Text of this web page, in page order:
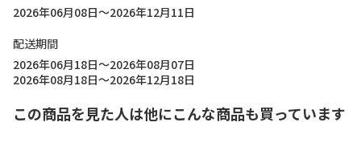
2026年06月08日～2026年12月11日
配送期間
2026年06月18日～2026年08月07日
2026年08月18日～2026年12月18日
この商品を見た人は他にこんな商品も買っています